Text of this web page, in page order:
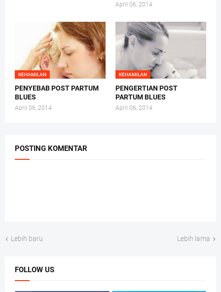
April 06, 2014
KEHAMILAN
PENYEBAB POST PARTUM
BLUES
April 06, 2014
KEHAMILAN
PENGERTIAN POST
PARTUM BLUES
April 06, 2014
POSTING KOMENTAR
Lebih baru Lebih lama
FOLLOW US